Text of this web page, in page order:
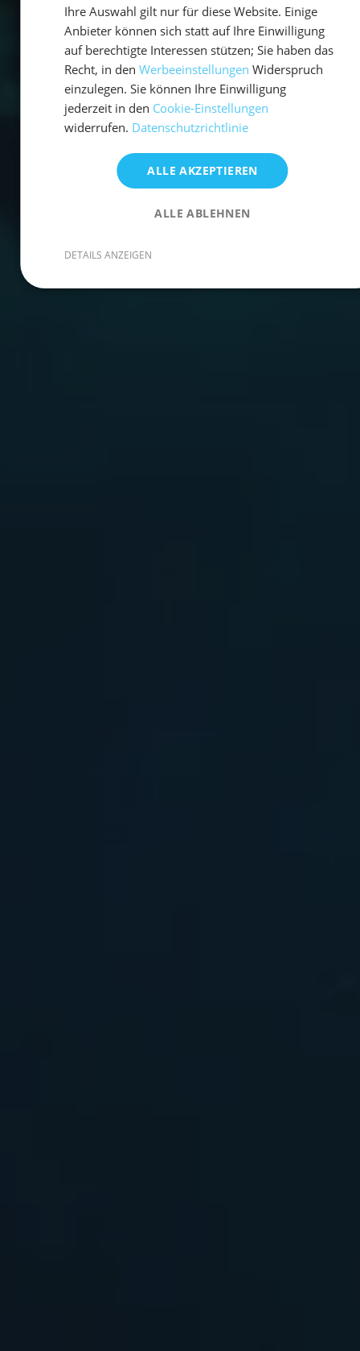
Ihre Auswahl gilt nur für diese Website. Einige
Anbieter können sich statt auf Ihre Einwilligung
auf berechtigte Interessen stützen; Sie haben das
Recht, in den Werbeeinstellungen Widerspruch
einzulegen. Sie können Ihre Einwilligung
jederzeit in den Cookie-Einstellungen
widerrufen. Datenschutzrichtlinie
ALLE AKZEPTIEREN
ALLE ABLEHNEN
DETAILS ANZEIGEN